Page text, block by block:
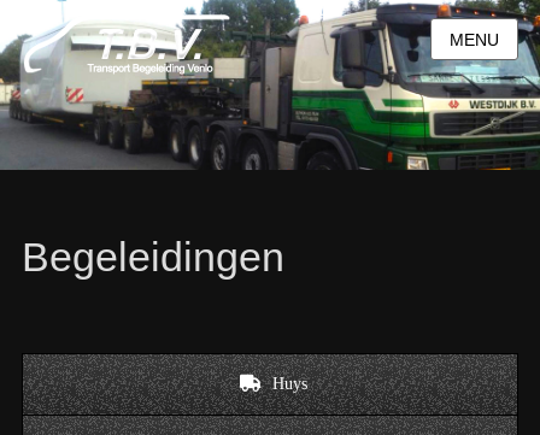
MENU
Begeleidingen
Huys